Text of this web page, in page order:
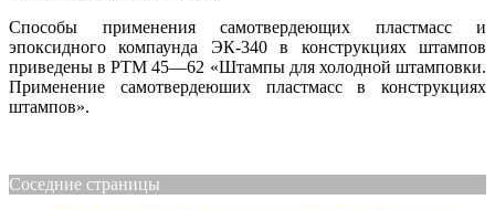
Способы применения самотвердеющих пластмасс и
эпоксидного компаунда ЭК-340 в конструкциях штампов
приведены в РТМ 45—62 «Штампы для холодной штам­повки.
Применение самотвердеюших пластмасс в конструкциях
штампов».
Соседние страницы